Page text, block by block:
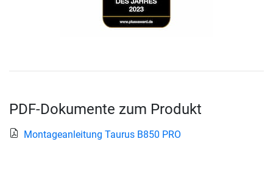
PDF-Dokumente zum Produkt
Montageanleitung Taurus B850 PRO